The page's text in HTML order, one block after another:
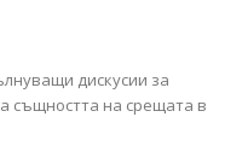
дискусии за
същността на срещата в